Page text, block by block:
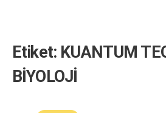
Etiket: KUANTUM
BİYOLOJİ